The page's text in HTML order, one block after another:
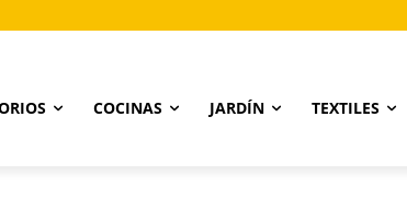
COCINAS JARDÍN TEXTILES